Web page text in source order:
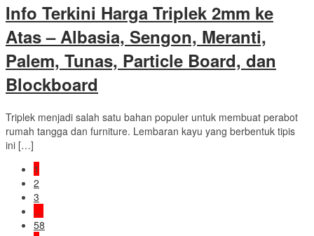
Info Terkini Harga Triplek 2mm ke
Atas – Albasia, Sengon, Meranti,
Palem, Tunas, Particle Board, dan
Blockboard
Triplek menjadi salah satu bahan populer untuk membuat perabot
rumah tangga dan furniture. Lembaran kayu yang berbentuk tipis
ini […]
1
2
3
…
58